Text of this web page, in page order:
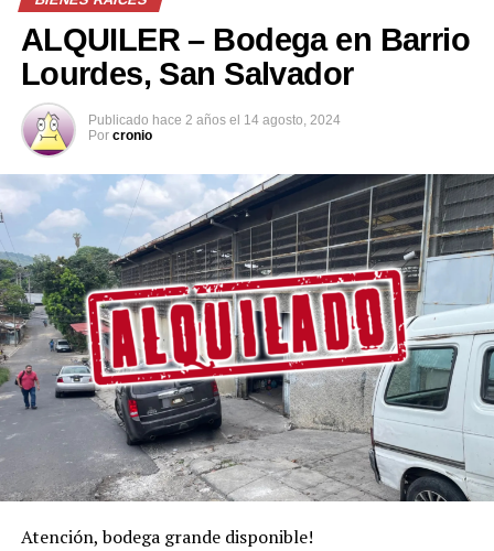
ALQUILER – Bodega en Barrio
Lourdes, San Salvador
Publicado hace 2 años el 14 agosto, 2024
Por cronio
Atención, bodega grande disponible!